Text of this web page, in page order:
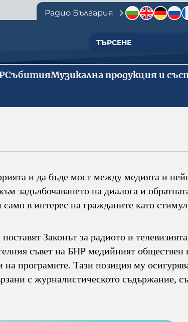
Радио България
СъбитияМузикална продукция и
и да бъде мост между медията и
задълбочаването на диалога и
в интерес на гражданите като
Законът за радиото и
съвет на БНР медийният обществен
програмите. Тази позиция му
с журналистическото съдържание,